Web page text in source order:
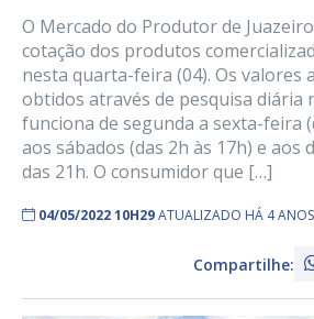
O Mercado do Produtor de
cotação dos produtos
nesta quarta-feira (04). Os valores
obtidos através de pesquisa diária
funciona de segunda a sexta-feira
aos sábados (das 2h às 17h) e
das 21h. O consumidor que […]
04/05/2022 10H29ATUALIZADO HÁ 4
Compartilhe: